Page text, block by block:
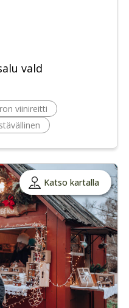
vald
viinireitti
Katso kartalla